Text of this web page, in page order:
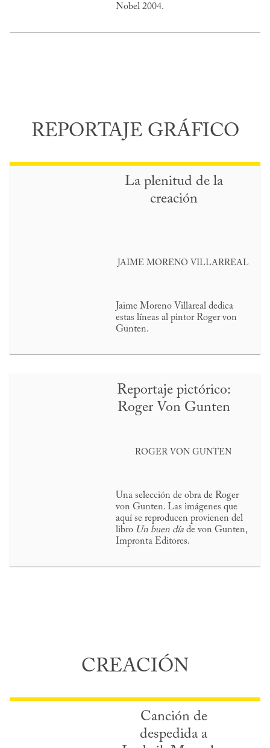
Nobel 2004.
REPORTAJE GRÁFICO
La plenitud de la
creación
JAIME MORENO VILLARREAL
Jaime Moreno Villareal dedica
estas líneas al pintor Roger von
Gunten.
Reportaje pictórico:
Roger Von Gunten
ROGER VON GUNTEN
Una selección de obra de Roger
von Gunten. Las imágenes que
aquí se reproducen provienen del
libro Un buen día de von Gunten,
Impronta Editores.
CREACIÓN
Canción de
despedida a